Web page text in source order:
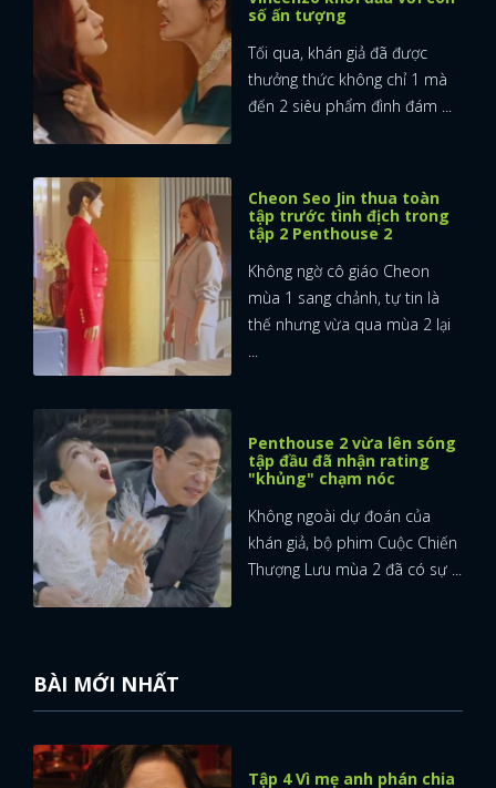
số ấn tượng
Tối qua, khán giả đã được
thưởng thức không chỉ 1 mà
đến 2 siêu phẩm đình đám ...
Cheon Seo Jin thua toàn
tập trước tình địch trong
tập 2 Penthouse 2
Không ngờ cô giáo Cheon
mùa 1 sang chảnh, tự tin là
thế nhưng vừa qua mùa 2 lại
Penthouse 2 vừa lên sóng
tập đầu đã nhận rating
"khủng" chạm nóc
Không ngoài dự đoán của
khán giả, bộ phim Cuộc Chiến
Thượng Lưu mùa 2 đã có sự ...
BÀI MỚI NHẤT
Tập 4 Vì mẹ anh phán chia